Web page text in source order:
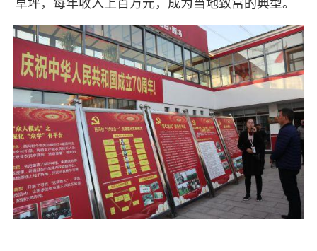
草坪，每年收入上百万元，成为当地致富的典型。